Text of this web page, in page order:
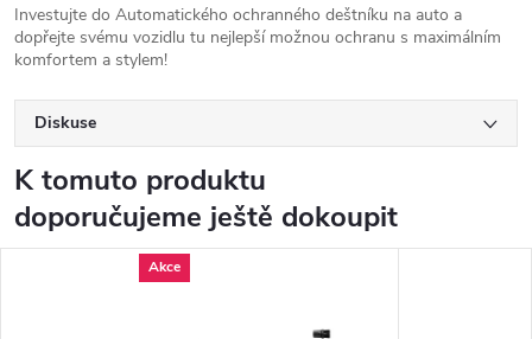
Investujte do Automatického ochranného deštníku na auto a
dopřejte svému vozidlu tu nejlepší možnou ochranu s maximálním
komfortem a stylem!
Diskuse
K tomuto produktu
doporučujeme ještě dokoupit
Akce